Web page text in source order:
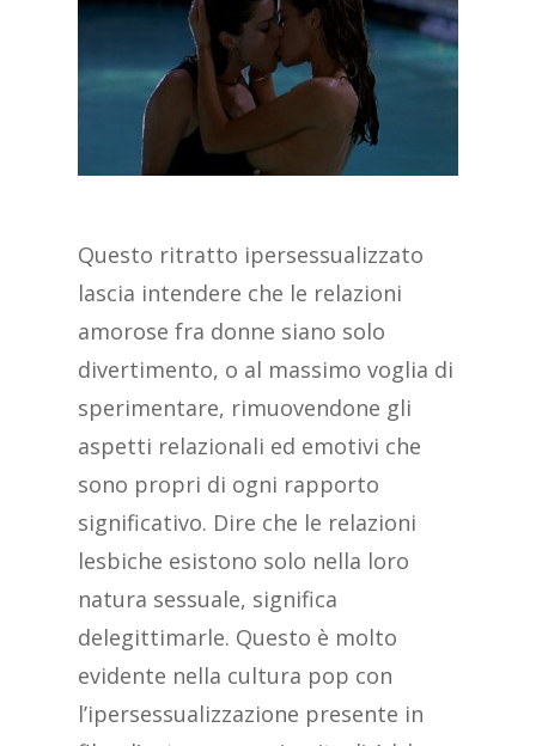
Questo ritratto ipersessualizzato
lascia intendere che le relazioni
amorose fra donne siano solo
divertimento, o al massimo voglia di
sperimentare, rimuovendone gli
aspetti relazionali ed emotivi che
sono propri di ogni rapporto
significativo. Dire che le relazioni
lesbiche esistono solo nella loro
natura sessuale, significa
delegittimarle. Questo è molto
evidente nella cultura pop con
l’ipersessualizzazione presente in